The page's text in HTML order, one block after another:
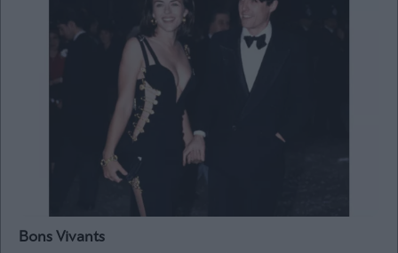
Bons Vivants